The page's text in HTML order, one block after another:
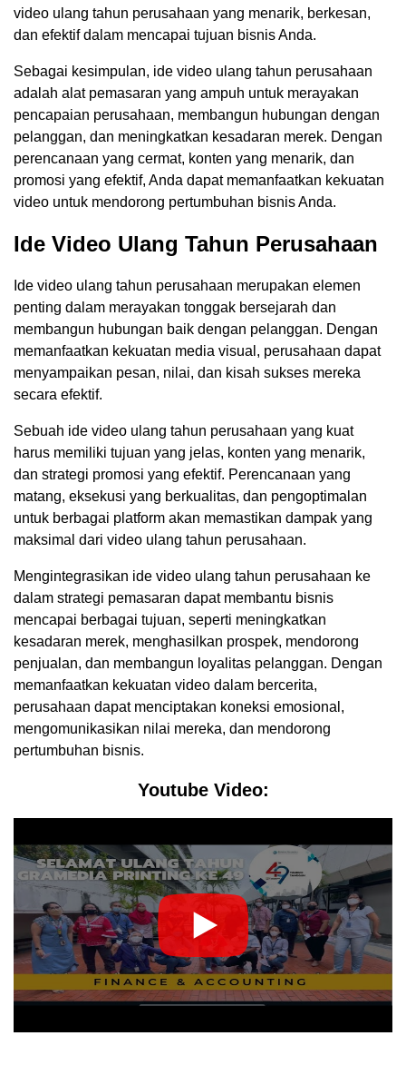
video ulang tahun perusahaan yang menarik, berkesan,
dan efektif dalam mencapai tujuan bisnis Anda.
Sebagai kesimpulan, ide video ulang tahun perusahaan
adalah alat pemasaran yang ampuh untuk merayakan
pencapaian perusahaan, membangun hubungan dengan
pelanggan, dan meningkatkan kesadaran merek. Dengan
perencanaan yang cermat, konten yang menarik, dan
promosi yang efektif, Anda dapat memanfaatkan kekuatan
video untuk mendorong pertumbuhan bisnis Anda.
Ide Video Ulang Tahun Perusahaan
Ide video ulang tahun perusahaan merupakan elemen
penting dalam merayakan tonggak bersejarah dan
membangun hubungan baik dengan pelanggan. Dengan
memanfaatkan kekuatan media visual, perusahaan dapat
menyampaikan pesan, nilai, dan kisah sukses mereka
secara efektif.
Sebuah ide video ulang tahun perusahaan yang kuat
harus memiliki tujuan yang jelas, konten yang menarik,
dan strategi promosi yang efektif. Perencanaan yang
matang, eksekusi yang berkualitas, dan pengoptimalan
untuk berbagai platform akan memastikan dampak yang
maksimal dari video ulang tahun perusahaan.
Mengintegrasikan ide video ulang tahun perusahaan ke
dalam strategi pemasaran dapat membantu bisnis
mencapai berbagai tujuan, seperti meningkatkan
kesadaran merek, menghasilkan prospek, mendorong
penjualan, dan membangun loyalitas pelanggan. Dengan
memanfaatkan kekuatan video dalam bercerita,
perusahaan dapat menciptakan koneksi emosional,
mengomunikasikan nilai mereka, dan mendorong
pertumbuhan bisnis.
Youtube Video: